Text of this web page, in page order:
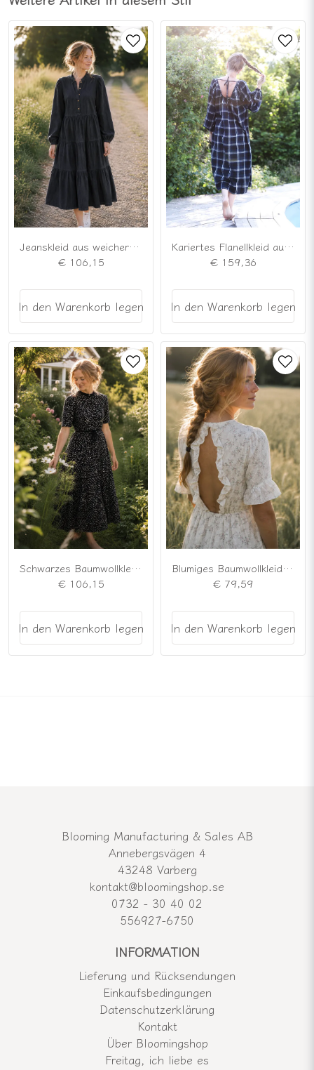
Jeanskleid aus weicher Baumwolle
€ 106,15
In den Warenkorb legen
Kariertes Flanellkleid aus Baumwolle
€ 159,36
In den Warenkorb legen
Schwarzes Baumwollkleid mit kleinen Punkten
€ 106,15
In den Warenkorb legen
Blumiges Baumwollkleid mit offenem Rücken
€ 79,59
In den Warenkorb legen
Blooming Manufacturing & Sales AB
Annebergsvägen 4
43248 Varberg
kontakt@bloomingshop.se
0732 - 30 40 02
556927-6750
INFORMATION
Lieferung und Rücksendungen
Einkaufsbedingungen
Datenschutzerklärung
Kontakt
Über Bloomingshop
Freitag, ich liebe es